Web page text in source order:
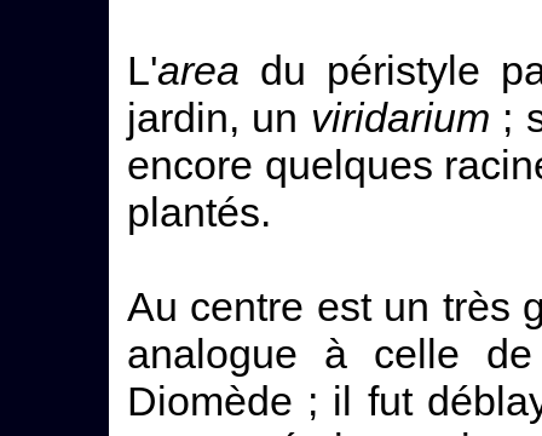
L'area du péristyle
jardin, un viridarium ;
encore quelques
plantés.
Au centre est un très
analogue à celle
Diomède ; il fut